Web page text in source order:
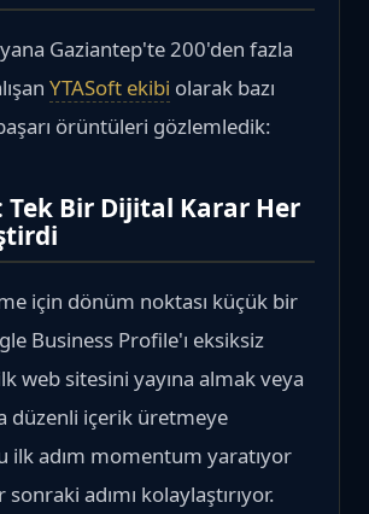
Gaziantep'te 200'den fazla
YTASoft ekibi olarak bazı
örüntüleri gözlemledik:
Bir Dijital Karar Her
için dönüm noktası küçük bir
Business Profile'ı eksiksiz
web sitesini yayına almak veya
düzenli içerik üretmeye
ilk adım momentum yaratıyor
adımı kolaylaştırıyor.